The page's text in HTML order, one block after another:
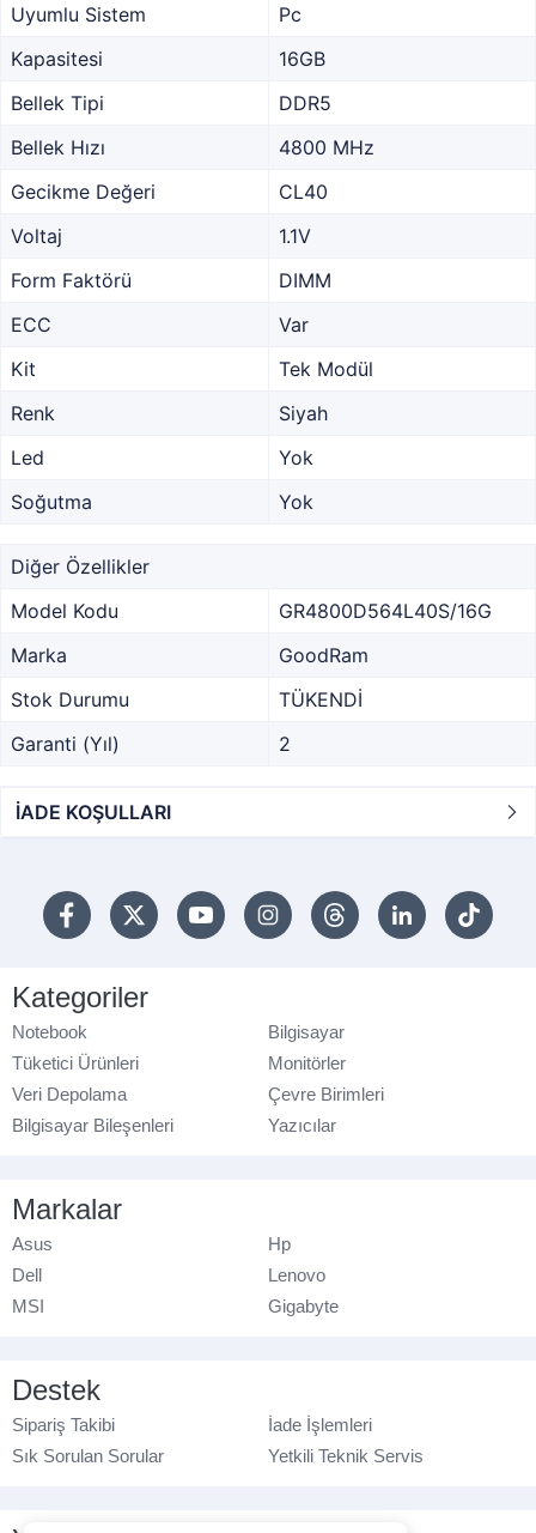
Uyumlu Sistem
Pc
Kapasitesi
16GB
Bellek Tipi
DDR5
Bellek Hızı
4800 MHz
Gecikme Değeri
CL40
Voltaj
1.1V
Form Faktörü
DIMM
ECC
Var
Kit
Tek Modül
Renk
Siyah
Led
Yok
Soğutma
Yok
Diğer Özellikler
Model Kodu
GR4800D564L40S/16G
Marka
GoodRam
Stok Durumu
TÜKENDİ
Garanti (Yıl)
2
İADE KOŞULLARI
Kategoriler
Notebook
Bilgisayar
Tüketici Ürünleri
Monitörler
Veri Depolama
Çevre Birimleri
Bilgisayar Bileşenleri
Yazıcılar
Markalar
Asus
Hp
Dell
Lenovo
MSI
Gigabyte
Destek
Sipariş Takibi
İade İşlemleri
Sık Sorulan Sorular
Yetkili Teknik Servis